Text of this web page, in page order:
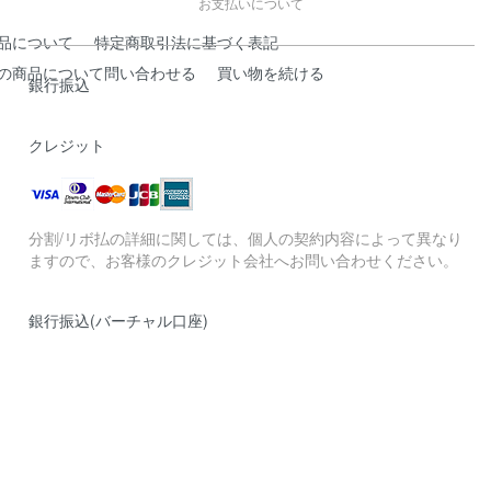
について
特定商取引法に基づく表記
商品について問い合わせる
買い物を続ける
銀行振込
クレジット
分割/リボ払の詳細に関しては、個人の契約内容によって異なり
ますので、お客様のクレジット会社へお問い合わせください。
銀行振込(バーチャル口座)